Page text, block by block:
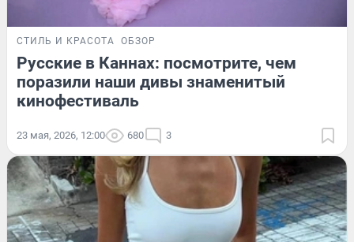
СТИЛЬ И КРАСОТА ОБЗОР
Русские в Каннах: посмотрите, чем
поразили наши дивы знаменитый
кинофестиваль
23 мая, 2026, 12:00 680 3